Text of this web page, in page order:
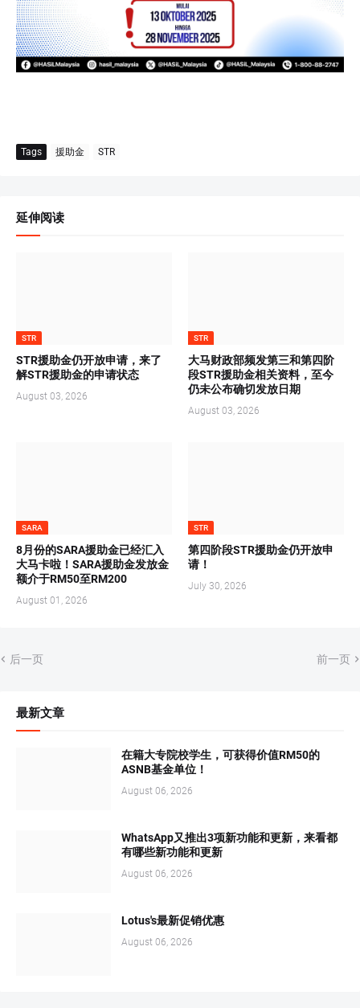
Tags 援助金 STR
延伸阅读
STR
STR援助金仍开放申请，来了
解STR援助金的申请状态
August 03, 2026
STR
大马财政部频发第三和第四阶
段STR援助金相关资料，至今
仍未公布确切发放日期
August 03, 2026
SARA
8月份的SARA援助金已经汇入
大马卡啦！SARA援助金发放金
额介于RM50至RM200
August 01, 2026
STR
第四阶段STR援助金仍开放申
请！
July 30, 2026
后一页 前一页
最新文章
在籍大专院校学生，可获得价值RM50的
ASNB基金单位！
August 06, 2026
WhatsApp又推出3项新功能和更新，来看都
有哪些新功能和更新
August 06, 2026
Lotus's最新促销优惠
August 06, 2026